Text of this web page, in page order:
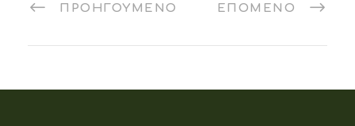
ΠΡΟΗΓΟΎΜΕΝΟ ΕΠΌΜΕΝΟ